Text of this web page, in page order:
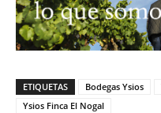
ETIQUETAS Bodegas Ysios
Ysios Finca El Nogal